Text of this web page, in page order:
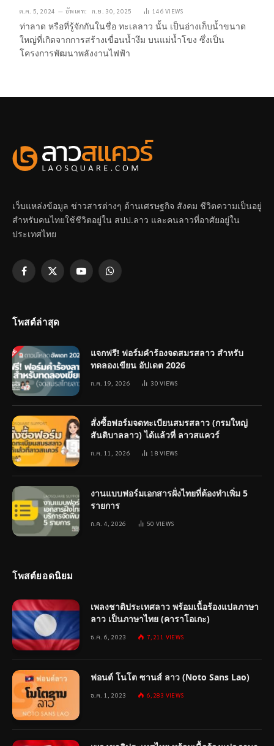
ต.ค. 5, 2024 อัพเดท: ก.ย. 30, 2025 146VIEWS
ท่าลาด หรือที่รู้จักกันในชื่อ ทะเลลาว นั้น เป็นอ่างเก็บน้ำขนาด
ใหญ่ที่เกิดจากการสร้างเขื่อนน้ำงึม บนแม่น้ำโขง ซึ่งเป็น
โครงการพัฒนาพลังงานไฟฟ้า
เว็บแหล่งข้อมูล ข่าวสารต่างๆ ด้านเศรษฐกิจ สังคม ชีวิตความเป็นอยู่
สำหรับคนไทยใช้ชีวิตอยู่ใน สปป.ลาว และคนลาวที่อาศัยอยู่ใน
ประเทศไทย
Facebook
X
YouTubeWhatsApp
โพสต์ล่าสุด
แจกฟรี! ฟอร์มคำร้องจดสมรสลาว สำหรับ
ทดลองเขียน อัปเดต 2026
ก.ค. 19, 2026 30VIEWS
สั่งซื้อฟอร์มจดทะเบียนสมรสลาว (กรมใหญ่
สันติบาลลาว) ได้แล้วที่ ลาวสแควร์
ก.ค. 11, 2026 18VIEWS
งานแบบฟอร์มเอกสารฝั่งไทยที่ต้องทำเพิ่ม 5
รายการ
ก.ค. 4, 2026 50 VIEWS
โพสต์ยอดนิยม
เพลงชาติประเทศลาว พร้อมเนื้อร้องแปลภาษา
ลาว เป็นภาษาไทย (คาราโอเกะ)
ธ.ค. 6, 2023 7,211 VIEWS
ฟอนต์ โนโต ซานส์ ลาว (Noto Sans Lao)
ธ.ค. 1, 2023 6,283 VIEWS